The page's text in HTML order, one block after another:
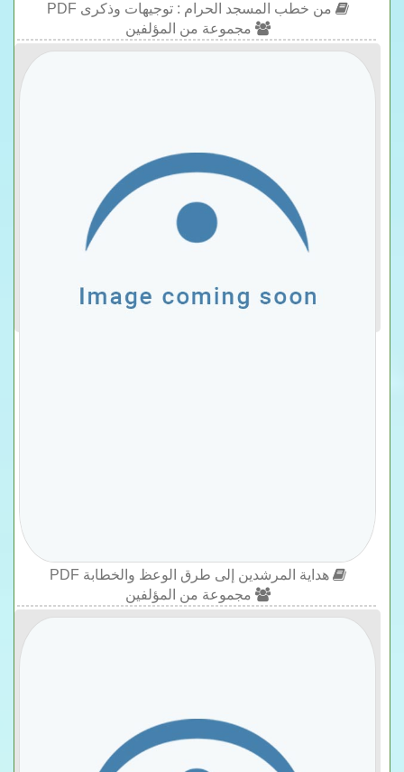
من خطب المسجد الحرام : توجيهات وذكرى PDF
مجموعة من المؤلفين
هداية المرشدين إلى طرق الوعظ والخطابة PDF
مجموعة من المؤلفين